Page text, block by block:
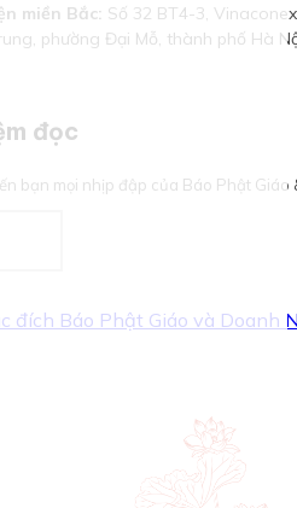
miền Bắc: Số 32 BT4-3,
phường Đại Mỗ, thành phố Hà
đọc
bạn mọi nhịp đập của Báo Phật Giáo
đích Báo Phật Giáo và Doanh